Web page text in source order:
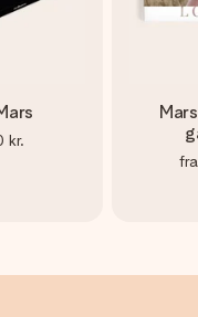
en besked, der går
udelukkende en
kr.
fra